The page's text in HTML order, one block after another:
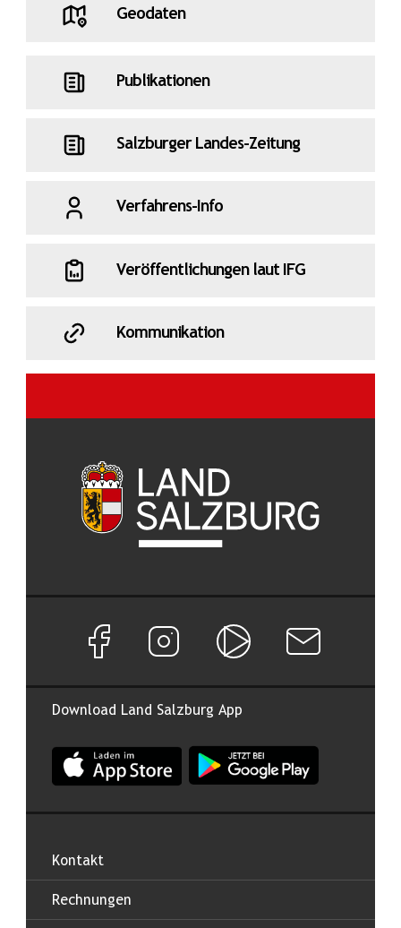
Geodaten
Publikationen
Salzburger Landes-Zeitung
Verfahrens-Info
Veröffentlichungen laut IFG
Kommunikation
Download Land Salzburg App
App Land Salzburg im Apple App Store
App Land Salzburg im
Facebook Seite von Land Salzburg
Instagram Seite von Land Salzburg
Salzburg ONNewsletter
Kontakt
Rechnungen